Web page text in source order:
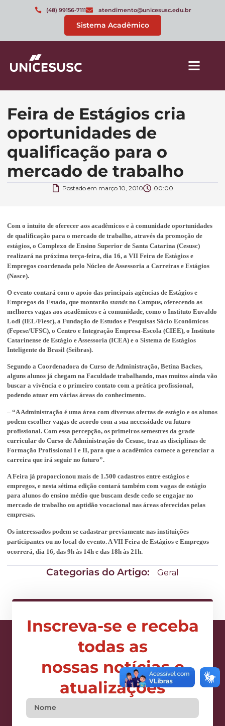
(48) 99156-7111 atendimento@unicesusc.edu.br
Sistema Acadêmico
Feira de Estágios cria
oportunidades de
qualificação para o
mercado de trabalho
Postado em março 10, 2010 00:00
Com o intuito de oferecer aos acadêmicos e à comunidade oportunidades
de qualificação para o mercado de trabalho, através da promoção de
estágios, o Complexo de Ensino Superior de Santa Catarina (Cesusc)
realizará na próxima terça-feira, dia 16, a VII Feira de Estágios e
Empregos coordenada pelo Núcleo de Assessoria a Carreiras e Estágios
(Nasce).
O evento contará com o apoio das principais agências de Estágios e
Empregos do Estado, que montarão stands no Campus, oferecendo as
melhores vagas aos acadêmicos e à comunidade, como o Instituto Euvaldo
Lodi (IEL/Fiesc), a Fundação de Estudos e Pesquisas Sócio Econômicos
(Fepese/UFSC), o Centro e Integração Empresa-Escola (CIEE), o Instituto
Catarinense de Estágio e Assessoria (ICEA) e o Sistema de Estágios
Inteligente do Brasil (Seibras).
Segundo a Coordenadora do Curso de Administração, Betina Backes,
alguns alunos já chegam na Faculdade trabalhando, mas muitos ainda vão
buscar a vivência e o primeiro contato com a prática profissional,
podendo atuar em várias áreas do conhecimento.
– “A Administração é uma área com diversas ofertas de estágio e os alunos
podem escolher vagas de acordo com a sua necessidade ou futuro
profissional. Com essa percepção, os primeiros semestres da grade
curricular do Curso de Administração do Cesusc, traz as disciplinas de
Formação Profissional I e II, para que o acadêmico comece a gerenciar a
carreira que irá seguir no futuro”.
A Feira já proporcionou mais de 1.500 cadastros entre estágios e
empregos, e nesta sétima edição contará também com vagas de estágio
para alunos do ensino médio que buscam desde cedo se engajar no
mercado de trabalho ou aptidão vocacional nas áreas oferecidas pelas
empresas.
Os interessados podem se cadastrar previamente nas instituições
participantes ou no local do evento. A VII Feira de Estágios e Empregos
ocorrerá, dia 16, das 9h às 14h e das 18h às 21h.
Categorias do Artigo: Geral
Inscreva-se e receba
todas as
nossas notícias e
atualizações